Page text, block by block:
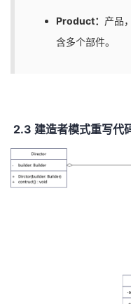
Product： 产品
含多个部件。
2.3 建造者模式重写代